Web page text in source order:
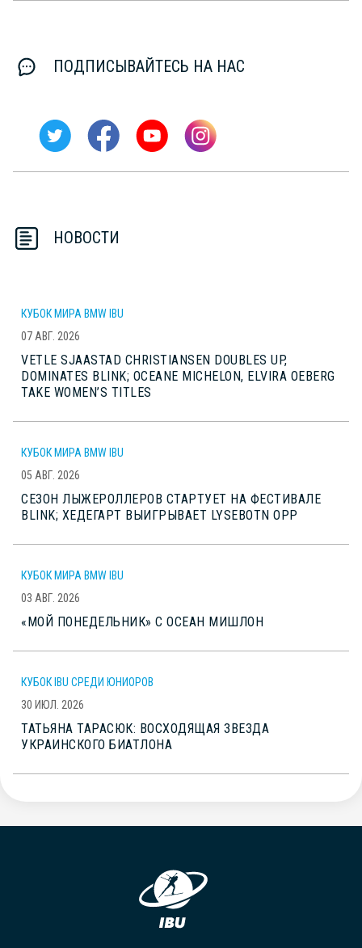
ПОДПИСЫВАЙТЕСЬ НА НАС
НОВОСТИ
КУБОК МИРА BMW IBU
07 АВГ. 2026
VETLE SJAASTAD CHRISTIANSEN DOUBLES UP,
DOMINATES BLINK; OCEANE MICHELON, ELVIRA OEBERG
TAKE WOMEN’S TITLES
КУБОК МИРА BMW IBU
05 АВГ. 2026
СЕЗОН ЛЫЖЕРОЛЛЕРОВ СТАРТУЕТ НА ФЕСТИВАЛЕ
BLINK; ХЕДЕГАРТ ВЫИГРЫВАЕТ LYSEBOTN OPP
КУБОК МИРА BMW IBU
03 АВГ. 2026
«МОЙ ПОНЕДЕЛЬНИК» С ОСЕАН МИШЛОН
КУБОК IBU СРЕДИ ЮНИОРОВ
30 ИЮЛ. 2026
ТАТЬЯНА ТАРАСЮК: ВОСХОДЯЩАЯ ЗВЕЗДА
УКРАИНСКОГО БИАТЛОНА